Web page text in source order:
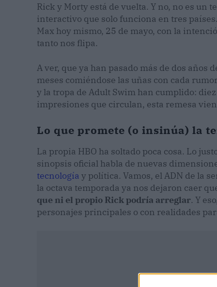
Rick y Morty está de vuelta. Y no, no es un
interactivo que solo funciona en tres
Max hoy mismo, 25 de mayo, con la
tanto nos flipa.
A ver, que ya han pasado más de dos años
meses comiéndose las uñas con cada
y la tropa de Adult Swim han cumplido:
impresiones que circulan, esta remesa
Lo que promete (o insinúa) la
La propia HBO ha soltado poca cosa. Lo
sinopsis oficial habla de nuevas
tecnología y política. Vamos, el ADN de la
la octava temporada ya nos dejaron caer
que ni el propio Rick podría arreglar. Y
personajes principales o con realidades